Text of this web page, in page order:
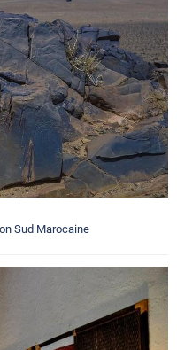
Sud Marocaine